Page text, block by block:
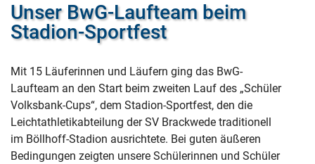
Unser BwG-Laufteam beim
Stadion-Sportfest
Mit 15 Läuferinnen und Läufern ging das BwG-
Laufteam an den Start beim zweiten Lauf des „Schüler
Volksbank-Cups“, dem Stadion-Sportfest, den die
Leichtathletikabteilung der SV Brackwede traditionell
im Böllhoff-Stadion ausrichtete. Bei guten äußeren
Bedingungen zeigten unsere Schülerinnen und Schüler